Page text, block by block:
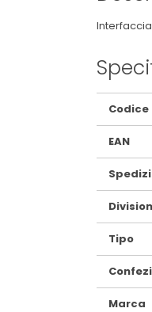
Maggiori
Informazioni
Codice
EAN
Tipo
Marca